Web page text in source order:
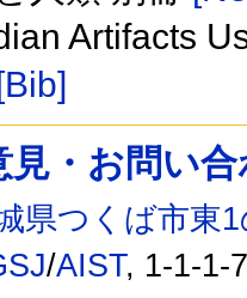
Artifacts
見・お問い
県つくば市東
/AIST, 1-1-1-